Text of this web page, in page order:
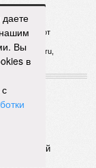
из 28
рынок и
Союз
на публике
мяса
Вы
в